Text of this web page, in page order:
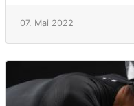
07. Mai 2022